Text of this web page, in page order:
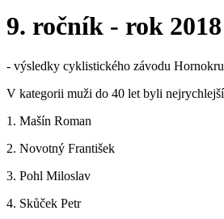
9. ročník - rok 2018
- výsledky cyklistického závodu
V kategorii muži do 40 let byli
1. Mašín Roman
2. Novotný František
3. Pohl Miloslav
4. Skůček Petr